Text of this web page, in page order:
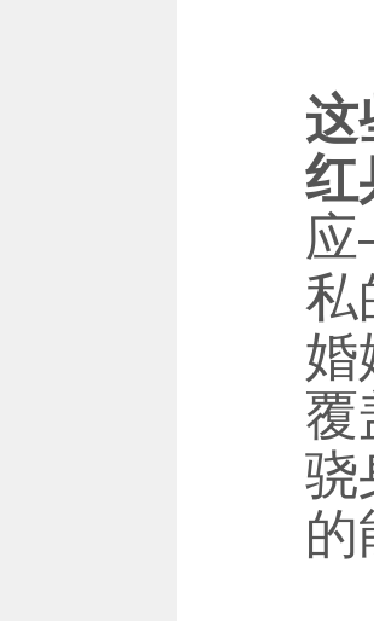
这
红
私
婚
覆
骁
的